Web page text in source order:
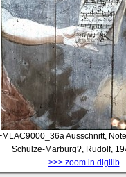
Ausschnitt,
Schulze-Marburg?, Rudolf,
>>> zoom in digilib